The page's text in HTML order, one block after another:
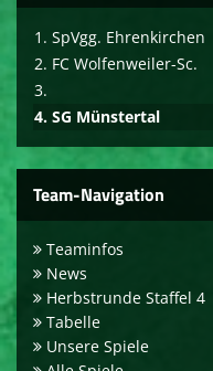
1. SpVgg. Ehrenkirchen
2. FC Wolfenweiler-Sc.
3.
4. SG Münstertal
Team-Navigation
Teaminfos
News
Herbstrunde Staffel 4
Tabelle
Unsere Spiele